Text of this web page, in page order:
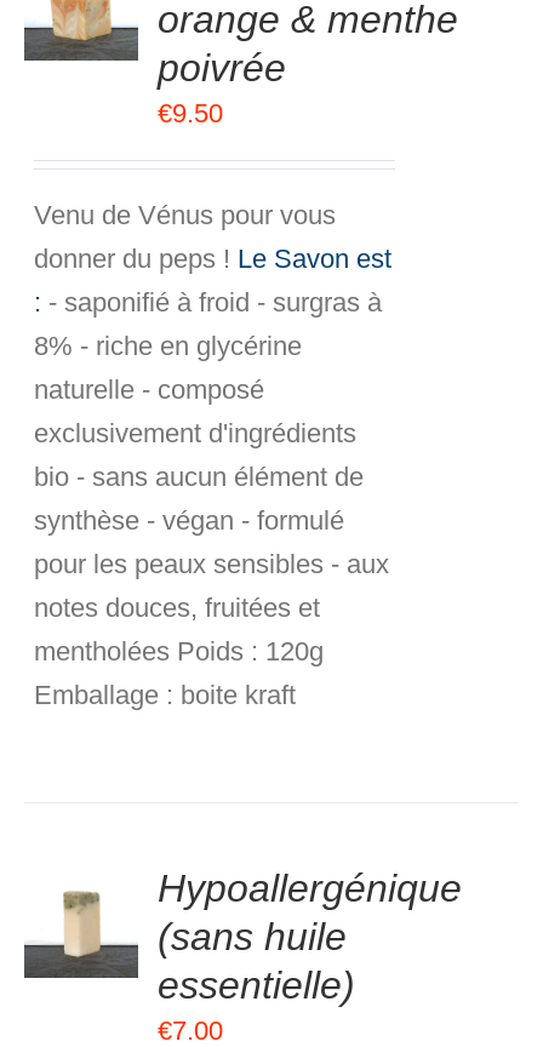
orange & menthe
poivrée
€9.50
Venu de Vénus pour vous
donner du peps ! Le Savon est
: - saponifié à froid - surgras à
8% - riche en glycérine
naturelle - composé
exclusivement d'ingrédients
bio - sans aucun élément de
synthèse - végan - formulé
pour les peaux sensibles - aux
notes douces, fruitées et
mentholées Poids : 120g
Emballage : boite kraft
Hypoallergénique
(sans huile
essentielle)
€7.00